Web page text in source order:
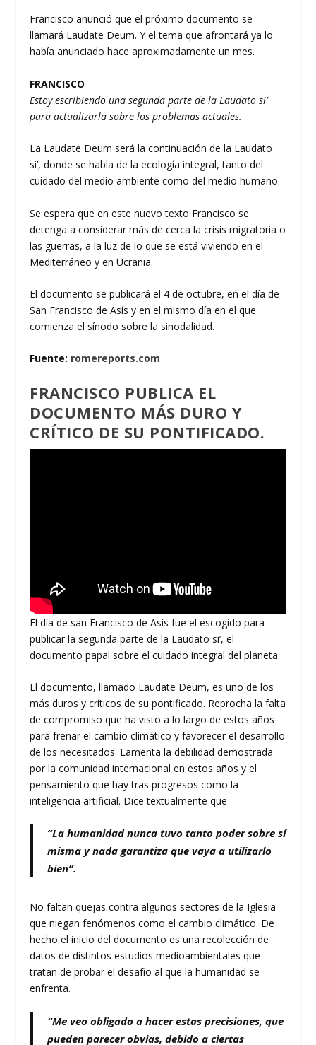
Francisco anunció que el próximo documento se
llamará Laudate Deum. Y el tema que afrontará ya lo
había anunciado hace aproximadamente un mes.
FRANCISCO
Estoy escribiendo una segunda parte de la Laudato si’
para actualizarla sobre los problemas actuales.
La Laudate Deum será la continuación de la Laudato
si’, donde se habla de la ecología integral, tanto del
cuidado del medio ambiente como del medio humano.
Se espera que en este nuevo texto Francisco se
detenga a considerar más de cerca la crisis migratoria o
las guerras, a la luz de lo que se está viviendo en el
Mediterráneo y en Ucrania.
El documento se publicará el 4 de octubre, en el día de
San Francisco de Asís y en el mismo día en el que
comienza el sínodo sobre la sinodalidad.
Fuente: romereports.com
FRANCISCO PUBLICA EL
DOCUMENTO MÁS DURO Y
CRÍTICO DE SU PONTIFICADO.
El día de san Francisco de Asís fue el escogido para
publicar la segunda parte de la Laudato si’, el
documento papal sobre el cuidado integral del planeta.
El documento, llamado Laudate Deum, es uno de los
más duros y críticos de su pontificado. Reprocha la falta
de compromiso que ha visto a lo largo de estos años
para frenar el cambio climático y favorecer el desarrollo
de los necesitados. Lamenta la debilidad demostrada
por la comunidad internacional en estos años y el
pensamiento que hay tras progresos como la
inteligencia artificial. Dice textualmente que
“La humanidad nunca tuvo tanto poder sobre sí
misma y nada garantiza que vaya a utilizarlo
bien”.
No faltan quejas contra algunos sectores de la Iglesia
que niegan fenómenos como el cambio climático. De
hecho el inicio del documento es una recolección de
datos de distintos estudios medioambientales que
tratan de probar el desafío al que la humanidad se
enfrenta.
“Me veo obligado a hacer estas precisiones, que
pueden parecer obvias, debido a ciertas